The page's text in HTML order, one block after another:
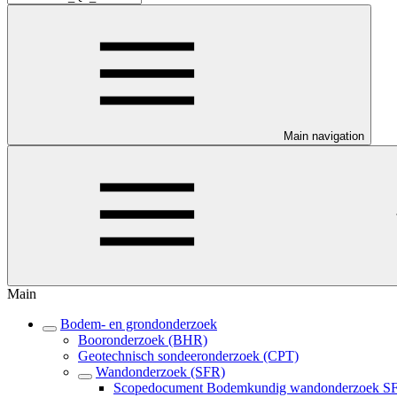
Main navigation
Main
Bodem- en grondonderzoek
Booronderzoek (BHR)
Geotechnisch sondeeronderzoek (CPT)
Wandonderzoek (SFR)
Scopedocument Bodemkundig wandonderzoek